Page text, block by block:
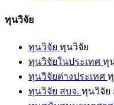
ทุนวิจัย
ทุนวิจัย ทุนวิจัย
ทุนวิจัยในประเทศ ทุ
ทุนวิจัยต่างประเทศ
ทุนวิจัย สบจ. ทุนวิจัย